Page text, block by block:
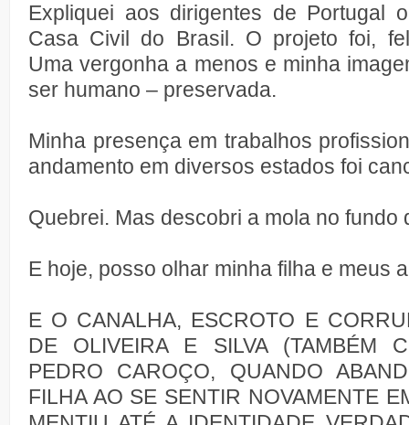
Expliquei aos dirigentes de Portugal
Casa Civil do Brasil. O projeto foi,
Uma vergonha a menos e minha
ser humano – preservada.
Minha presença em trabalhos
andamento em diversos estados foi
Quebrei. Mas descobri a mola no fundo
E hoje, posso olhar minha filha e meus
E O CANALHA, ESCROTO E
DE OLIVEIRA E SILVA (TAMBÉM
PEDRO CAROÇO, QUANDO
FILHA AO SE SENTIR NOVAMENTE